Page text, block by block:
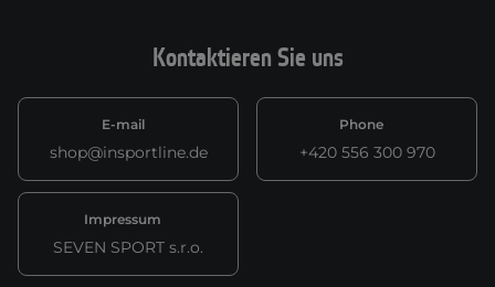
Kontaktieren Sie uns
E-mail
shop@insportline.de
Phone
+420 556 300 970
Impressum
SEVEN SPORT s.r.o.